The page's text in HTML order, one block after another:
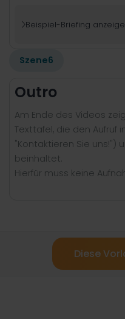
Beispiel-Briefing
Szene6
Outro
Am Ende des Videos
Texttafel, die den Aufruf
"Kontaktieren Sie uns!")
beinhaltet.
Hierfür muss keine
Diese